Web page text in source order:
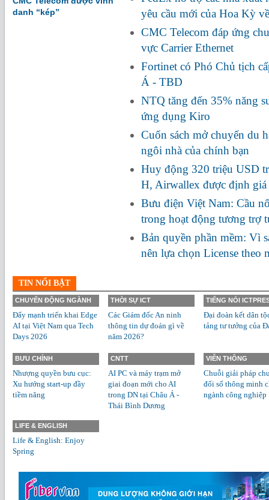
danh “kép”
yêu cầu mới của Hoa Kỳ
CMC Telecom đáp ứng
vực Carrier Ethernet
Fortinet có Phó Chủ tịch
Á - TBD
NTQ tăng đến 35% năng
ứng dụng Kiro
Cuốn sách mở chuyến du
ngôi nhà của chính bạn
Huy động 320 triệu USD
H, Airwallex được định
Bưu điện Việt Nam: Cầu
trong hoạt động tương trợ
Bản quyền phần mềm: Vì
nên lựa chọn License theo
TIN NỔI BẬT
CHUYỂN ĐỘNG NGÀNH
Đẩy mạnh triển khai Edge
AI tại Việt Nam qua Tech
Days 2026
THỜI SỰ ICT
Các Giám đốc An ninh
thông tin dự đoán gì về
năm 2026?
TIẾNG NÓI
Đại đoàn kết dân
tảng tư tưởng của
BƯU CHÍNH
Nhượng quyền bưu cục:
Xu hướng start-up đầy
tiềm năng
CNTT
AI PC và máy trạm mở
giai đoạn mới cho AI
trong DN tại Châu Á -
Thái Bình Dương
VIỄN THÔNG
Chuỗi giải pháp
đổi số thông minh
ngành công nghiệp
LIFE & ENGLISH
Life & English: Enjoy
Spring